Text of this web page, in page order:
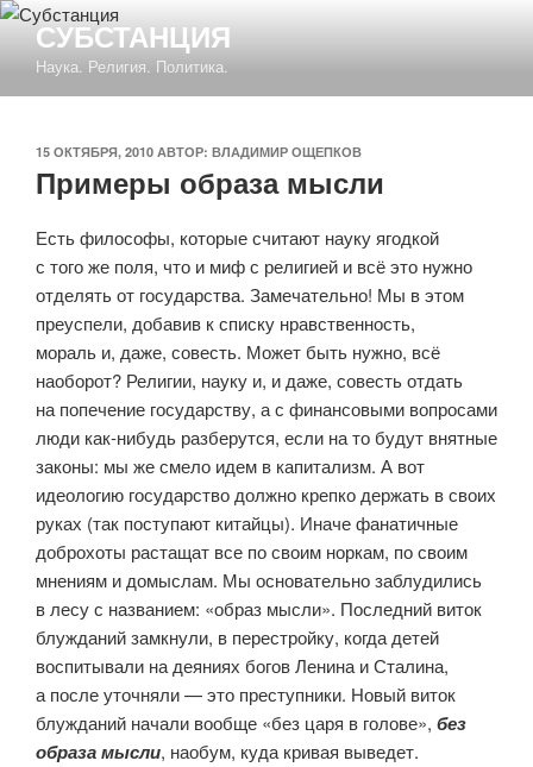
Перейти
содержимому
СУБСТАНЦИЯ
Наука. Религия. Политика.
ОПУБЛИКОВАНО
15 ОКТЯБРЯ, 2010 АВТОР: ВЛАДИМИР ОЩЕПКОВ
Примеры образа мысли
Есть философы, которые считают науку ягодкой
с того же поля, что и миф с религией и всё это нужно
отделять от государства. Замечательно! Мы в этом
преуспели, добавив к списку нравственность,
мораль и, даже, совесть. Может быть нужно, всё
наоборот? Религии, науку и, и даже, совесть отдать
на попечение государству, а с финансовыми вопросами
люди как-нибудь разберутся, если на то будут внятные
законы: мы же смело идем в капитализм. А вот
идеологию государство должно крепко держать в своих
руках (так поступают китайцы). Иначе фанатичные
доброхоты растащат все по своим норкам, по своим
мнениям и домыслам. Мы основательно заблудились
в лесу с названием: «образ мысли». Последний виток
блужданий замкнули, в перестройку, когда детей
воспитывали на деяниях богов Ленина и Сталина,
а после уточняли — это преступники. Новый виток
блужданий начали вообще «без царя в голове», без
образа мысли, наобум, куда кривая выведет.